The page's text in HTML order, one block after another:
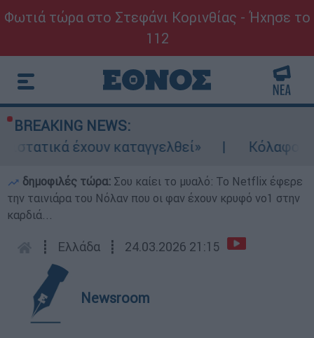
Φωτιά τώρα στο Στεφάνι Κορινθίας - Ήχησε το
112
BREAKING NEWS:
καταγγελθεί»
Κόλαφος ΟΟΣΑ: Στην
δημοφιλές τώρα: Σου καίει το μυαλό: Το Netflix έφερε
την ταινιάρα του Νόλαν που οι φαν έχουν κρυφό νο1 στην
καρδιά...
┋ Ελλάδα ┋ 24.03.2026 21:15
Newsroom